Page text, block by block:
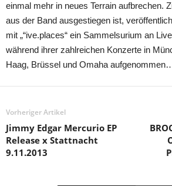
einmal mehr in neues Terrain aufbrechen.
aus der Band ausgestiegen ist,
mit „“ive.places“ ein Sammelsurium an
während ihrer zahlreichen Konzerte in
Haag, Brüssel und Omaha
Vorheriger Artikel
Jimmy Edgar Mercurio EP
Release x Stattnacht
9.11.2013